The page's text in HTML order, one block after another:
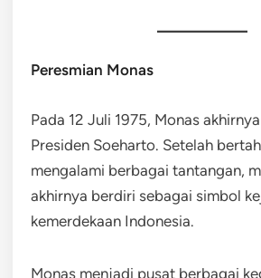
Peresmian Monas
Pada 12 Juli 1975, Monas
Presiden Soeharto. Setelah
mengalami berbagai tantangan,
akhirnya berdiri sebagai simbol
kemerdekaan Indonesia.
Monas menjadi pusat berbagai